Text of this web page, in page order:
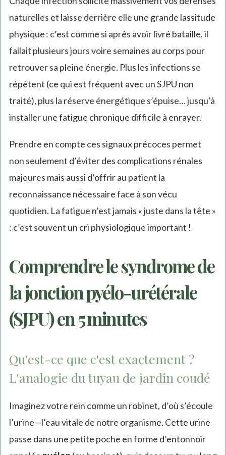
naturelles et laisse derrière elle une grande lassitude
physique : c’est comme si après avoir livré bataille, il
fallait plusieurs jours voire semaines au corps pour
retrouver sa pleine énergie. Plus les infections se
répètent (ce qui est fréquent avec un SJPU non
traité), plus la réserve énergétique s’épuise… jusqu’à
installer une fatigue chronique difficile à enrayer.
Prendre en compte ces signaux précoces permet
non seulement d’éviter des complications rénales
majeures mais aussi d’offrir au patient la
reconnaissance nécessaire face à son vécu
quotidien. La fatigue n’est jamais « juste dans la tête »
: c’est souvent un cri physiologique important !
Comprendre le syndrome de
la jonction pyélo-urétérale
(SJPU) en 5 minutes
Qu'est-ce que c'est exactement ?
L'analogie du tuyau de jardin coudé
Imaginez votre rein comme un robinet, d’où s’écoule
l’urine—l’eau vitale de notre organisme. Cette urine
passe dans une petite poche en forme d’entonnoir